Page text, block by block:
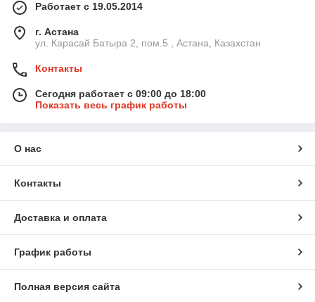
Работает с 19.05.2014
г. Астана
ул. Карасай Батыра 2, пом.5 , Астана, Казахстан
Контакты
Сегодня работает с 09:00 до 18:00
Показать весь график работы
О нас
Контакты
Доставка и оплата
График работы
Полная версия сайта